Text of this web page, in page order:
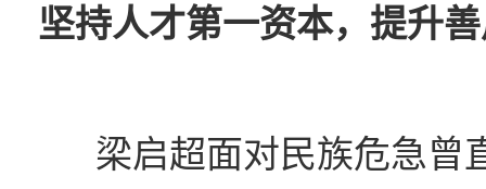
坚持人才第一资本，提升
梁启超面对民族危急曾